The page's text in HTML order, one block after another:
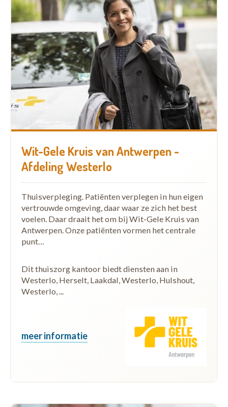
Wit-Gele Kruis van Antwerpen -
Afdeling Westerlo
Thuisverpleging. Patiënten verplegen in hun eigen
vertrouwde omgeving, daar waar ze zich het best
voelen. Daar draait het om bij Wit-Gele Kruis van
Antwerpen. Onze patiënten vormen het centrale
punt…
Dit thuiszorg kantoor biedt diensten aan in
Westerlo, Herselt, Laakdal, Westerlo, Hulshout,
Westerlo, ...
meer informatie